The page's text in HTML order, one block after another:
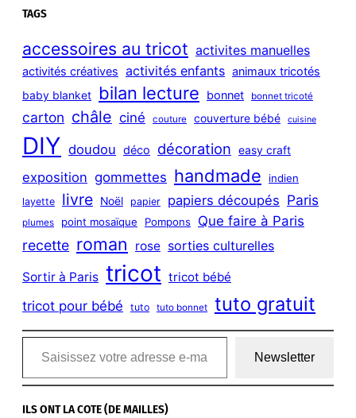
a
c
h
TAGS
accessoires au tricot activites manuelles
activités créatives activités enfants animaux tricotés
baby blanket bilan lecture bonnet bonnet tricoté
carton châle ciné couture couverture bébé cuisine
DIY doudou déco décoration easy craft
exposition gommettes handmade indien
layette livre Noël papier papiers découpés Paris
plumes point mosaïque Pompons Que faire à Paris
recette roman rose sorties culturelles
Sortir à Paris tricot tricot bébé
tricot pour bébé tuto tuto bonnet tuto gratuit
Saisissez votre adresse e-mail…
Newsletter
ILS ONT LA COTE (DE MAILLES)